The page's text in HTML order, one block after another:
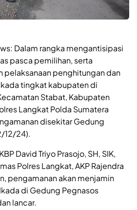
Dalam rangka mengantisipasi
pasca pemilihan, serta
pelaksanaan penghitungan dan
tingkat kabupaten di
Stabat, Kabupaten
Langkat Polda Sumatera
disekitar Gedung
12/24).
David Triyo Prasojo, SH, SIK,
Polres Langkat, AKP Rajendra
pengamanan akan menjamin
di Gedung Pegnasos
lancar.